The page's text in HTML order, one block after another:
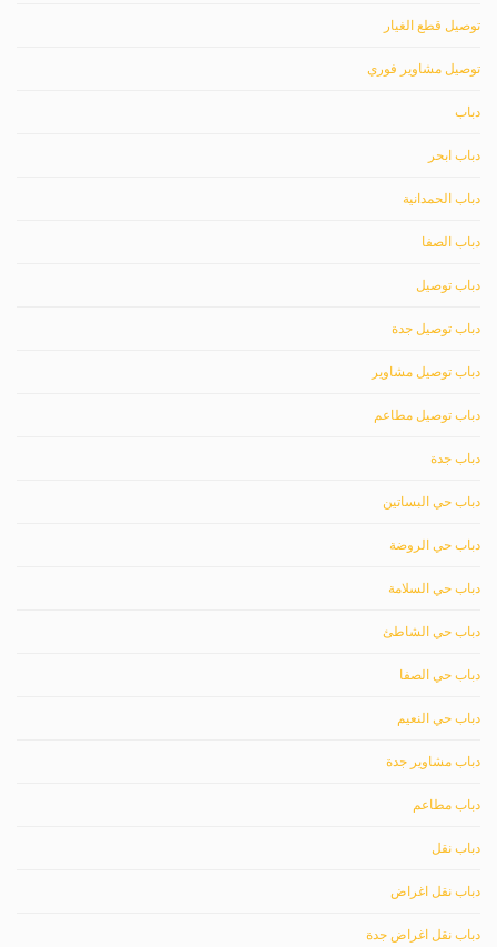
توصيل قطع الغيار
توصيل مشاوير فوري
دباب
دباب ابحر
دباب الحمدانية
دباب الصفا
دباب توصيل
دباب توصيل جدة
دباب توصيل مشاوير
دباب توصيل مطاعم
دباب جدة
دباب حي البساتين
دباب حي الروضة
دباب حي السلامة
دباب حي الشاطئ
دباب حي الصفا
دباب حي النعيم
دباب مشاوير جدة
دباب مطاعم
دباب نقل
دباب نقل اغراض
دباب نقل اغراض جدة